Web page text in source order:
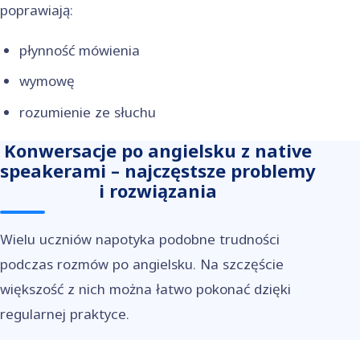
poprawiają:
płynność mówienia
wymowę
rozumienie ze słuchu
Konwersacje po angielsku z native
speakerami – najczęstsze problemy
i rozwiązania
Wielu uczniów napotyka podobne trudności
podczas rozmów po angielsku. Na szczęście
większość z nich można łatwo pokonać dzięki
regularnej praktyce.